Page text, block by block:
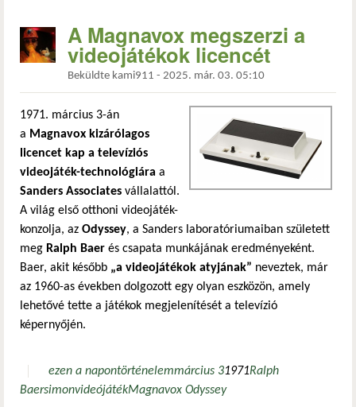
A Magnavox megszerzi a
videojátékok licencét
Beküldte kami911 - 2025. már. 03. 05:10
1971. március 3-án
a Magnavox kizárólagos
licencet kap a televíziós
videojáték-technológiára a
Sanders Associates vállalattól.
A világ első otthoni videojáték-
konzolja, az Odyssey, a Sanders laboratóriumaiban született
meg Ralph Baer és csapata munkájának eredményeként.
Baer, akit később „a videojátékok atyjának” neveztek, már
az 1960-as években dolgozott egy olyan eszközön, amely
lehetővé tette a játékok megjelenítését a televízió
képernyőjén.
ezen a napontörténelemmárcius 31971Ralph
BaersimonvideójátékMagnavox Odyssey